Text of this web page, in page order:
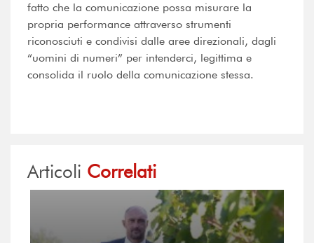
fatto che la comunicazione possa misurare la
propria performance attraverso strumenti
riconosciuti e condivisi dalle aree direzionali, dagli
“uomini di numeri” per intenderci, legittima e
consolida il ruolo della comunicazione stessa.
Articoli Correlati